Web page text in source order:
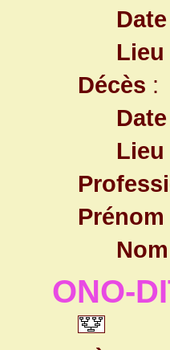
Date
Lieu
Décès :
Date
Lieu
Prénom
ONO-